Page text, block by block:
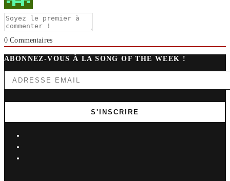
0 Commentaires
ABONNEZ-VOUS À LA SONG OF THE WEEK !